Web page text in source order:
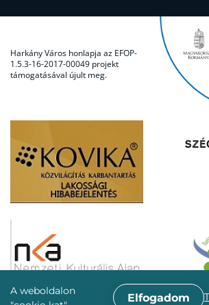
A weboldalon
Elfogadom
Harkány Város honlapja az EFOP-
1.5.3-16-2017-00049 projekt
támogatásával újult meg.